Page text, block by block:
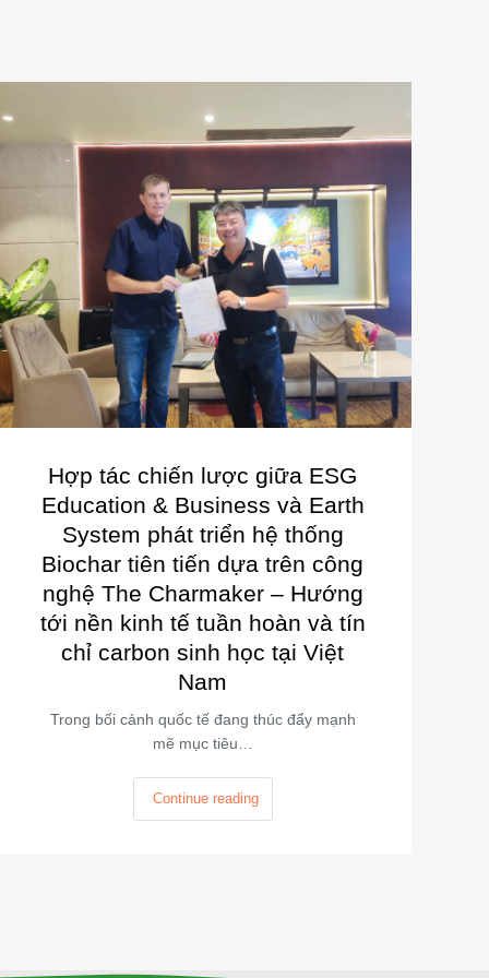
Hợp tác chiến lược giữa ESG
Education & Business và Earth
System phát triển hệ thống
Biochar tiên tiến dựa trên công
nghệ The Charmaker – Hướng
tới nền kinh tế tuần hoàn và tín
chỉ carbon sinh học tại Việt
Nam
Trong bối cảnh quốc tế đang thúc đẩy mạnh
mẽ mục tiêu…
Continue reading